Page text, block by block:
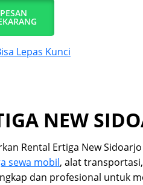
PESAN
Lepas Kunci
NEW
Rental Ertiga New
sewa mobil, alat
dan profesional untuk